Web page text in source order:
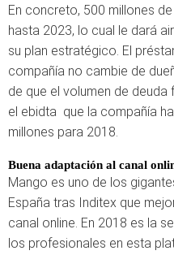
En concreto, 500 millones
hasta 2023, lo cual le dará
su plan estratégico. El
compañía no cambie de
de que el volumen de
el ebidta que la compañía
millones para 2018.
Buena adaptación al canal
Mango es uno de los
España tras Inditex que
canal online. En 2018 es la
los profesionales en esta